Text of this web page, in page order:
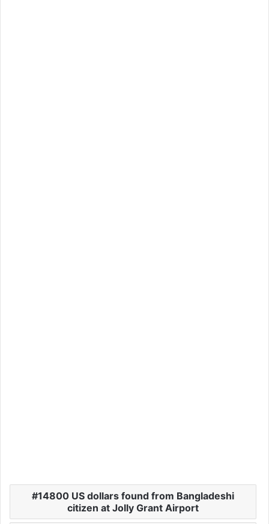
14800 US dollars found from Bangladeshi
citizen at Jolly Grant Airport